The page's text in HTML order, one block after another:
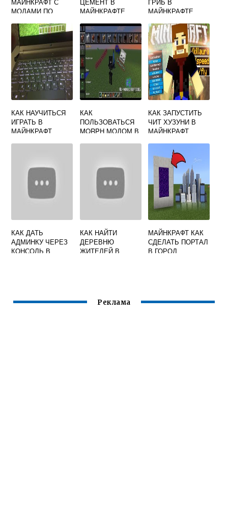
МОДАМИ ПО
МАЙНКРАФТЕ
МАЙНКРАФТЕ
КАК НАУЧИТЬСЯ
ИГРАТЬ В
МАЙНКРАФТ
КАК
ПОЛЬЗОВАТЬСЯ
MORPH МОДОМ В
КАК ЗАПУСТИТЬ
ЧИТ ХУЗУНИ В
МАЙНКРАФТ
КАК ДАТЬ
АДМИНКУ ЧЕРЕЗ
КОНСОЛЬ В
КАК НАЙТИ
ДЕРЕВНЮ
ЖИТЕЛЕЙ В
МАЙНКРАФТ КАК
СДЕЛАТЬ ПОРТАЛ
В ГОРОД
Реклама